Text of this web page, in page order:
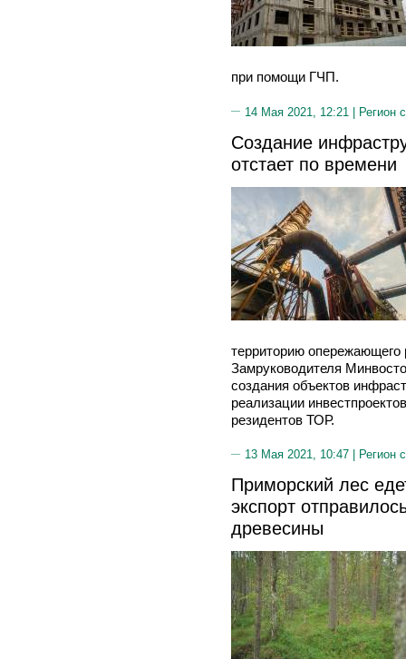
при помощи ГЧП.
14 Мая 2021, 12:21 | Регион
Создание
отстает по времени
территорию опережающего
Замруководителя
создания объектов
реализации
резидентов ТОР.
13 Мая 2021, 10:47 | Регион
Приморский лес
экспорт
древесины